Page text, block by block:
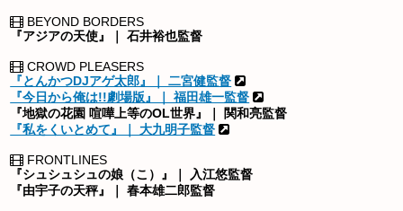
BEYOND BORDERS
『アジアの天使』｜ 石井裕也監督
CROWD PLEASERS
『とんかつDJアゲ太郎』｜ 二宮健監督
『今日から俺は!!劇場版』｜ 福田雄一監督
『地獄の花園 喧嘩上等のOL世界』｜ 関和亮監督
『私をくいとめて』｜ 大九明子監督
FRONTLINES
『シュシュシュの娘（こ）』｜ 入江悠監督
『由宇子の天秤』｜ 春本雄二郎監督